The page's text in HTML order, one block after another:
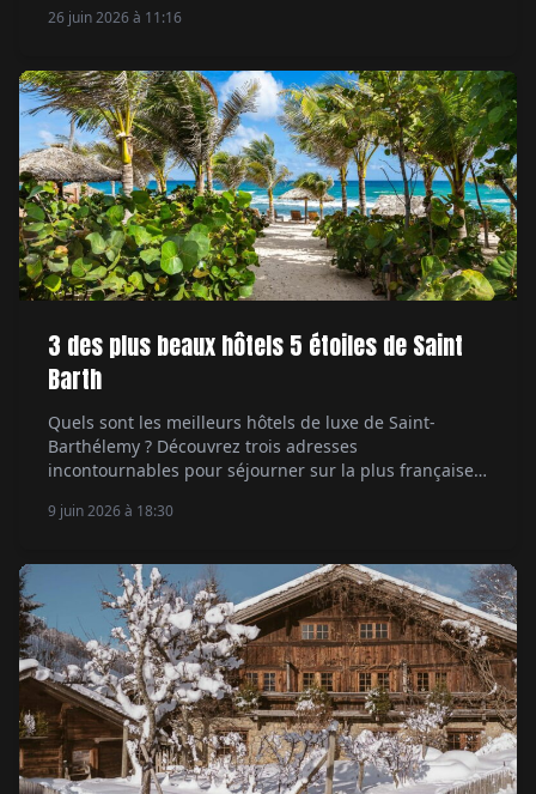
26 juin 2026 à 11:16
3 des plus beaux hôtels 5 étoiles de Saint
Barth
Quels sont les meilleurs hôtels de luxe de Saint-
Barthélemy ? Découvrez trois adresses
incontournables pour séjourner sur la plus française
9 juin 2026 à 18:30